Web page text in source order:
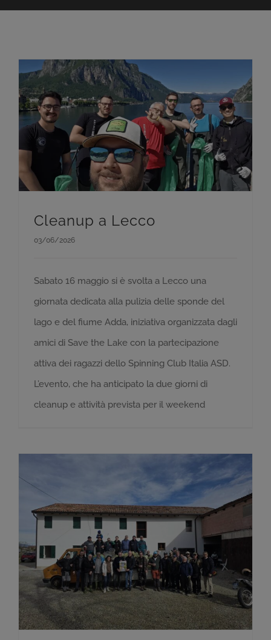
Cleanup a Lecco
03/06/2026
Sabato 16 maggio si è svolta a Lecco una
giornata dedicata alla pulizia delle sponde del
lago e del fiume Adda, iniziativa organizzata dagli
amici di Save the Lake con la partecipazione
attiva dei ragazzi dello Spinning Club Italia ASD.
L’evento, che ha anticipato la due giorni di
cleanup e attività prevista per il weekend